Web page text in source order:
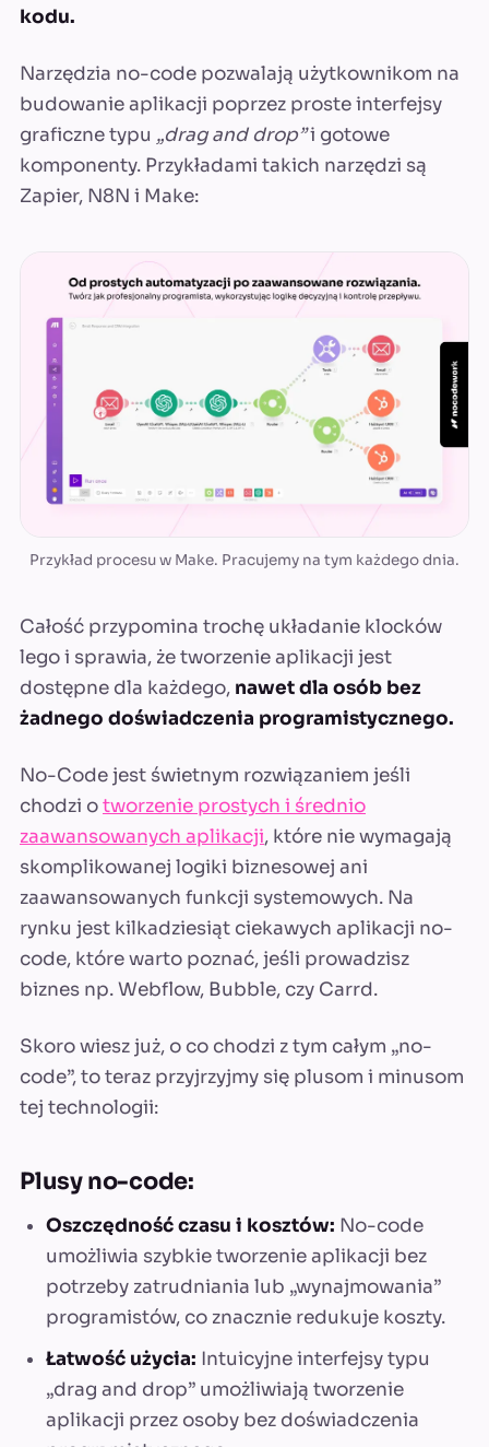
kodu.
Narzędzia no-code pozwalają użytkownikom na
budowanie aplikacji poprzez proste interfejsy
graficzne typu „drag and drop”i gotowe
komponenty. Przykładami takich narzędzi są
Zapier, N8N i Make:
Przykład procesu w Make. Pracujemy na tym każdego dnia.
Całość przypomina trochę układanie klocków
lego i sprawia, że tworzenie aplikacji jest
dostępne dla każdego, nawet dla osób bez
żadnego doświadczenia programistycznego.
No-Code jest świetnym rozwiązaniem jeśli
chodzi otworzenie prostych i średnio
zaawansowanych aplikacji, które nie wymagają
skomplikowanej logiki biznesowej ani
zaawansowanych funkcji systemowych. Na
rynku jest kilkadziesiąt ciekawych aplikacji no-
code, które warto poznać, jeśli prowadzisz
biznes np. Webflow, Bubble, czy Carrd.
Skoro wiesz już, o co chodzi z tym całym „no-
code”, to teraz przyjrzyjmy się plusom i minusom
tej technologii:
Plusy no-code:
Oszczędność czasu i kosztów: No-code
umożliwia szybkie tworzenie aplikacji bez
potrzeby zatrudniania lub „wynajmowania”
programistów, co znacznie redukuje koszty.
Łatwość użycia: Intuicyjne interfejsy typu
„drag and drop” umożliwiają tworzenie
aplikacji przez osoby bez doświadczenia